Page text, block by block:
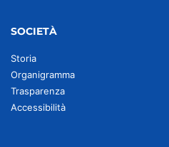
SOCIETÀ
Storia
Organigramma
Trasparenza
Accessibilità